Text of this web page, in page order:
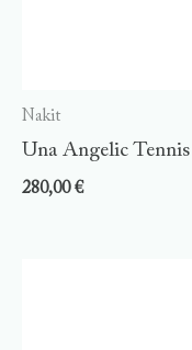
Nakit
Una Angelic
280,00€